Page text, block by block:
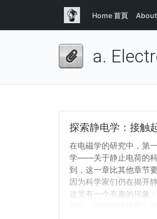
Home 首頁
a.
探索静电学：接触
在电磁学的研究中，第
学——关于静止电荷的
到，这一章比其他章节
因为科学家们仍在揭开
这里有一个有趣的现象